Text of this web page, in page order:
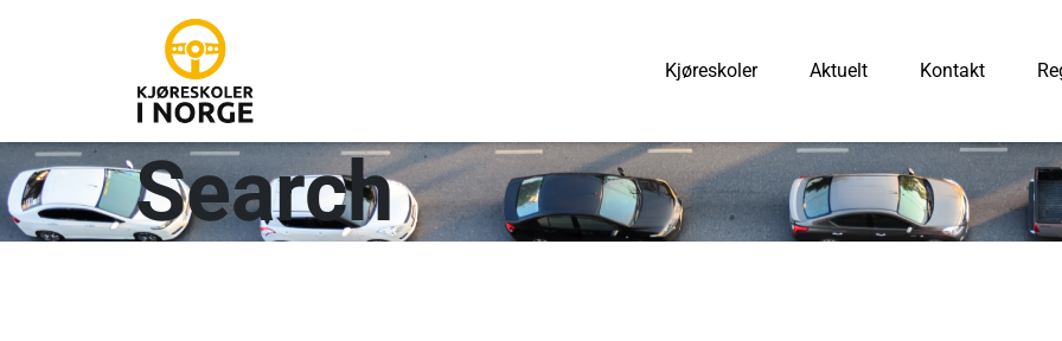
Kjøreskoler Aktuelt Kontakt
Search